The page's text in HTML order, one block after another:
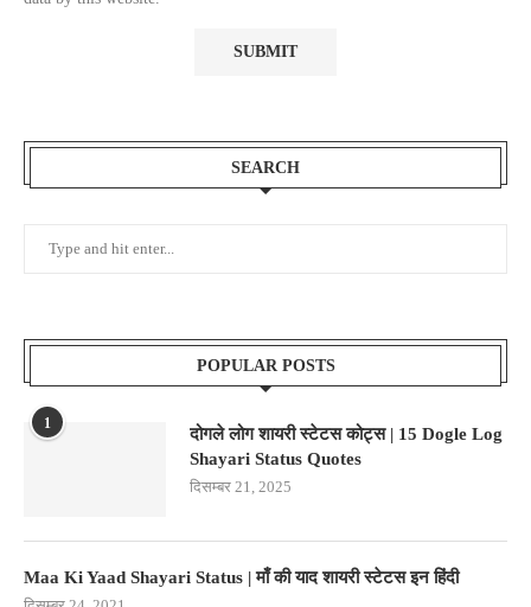
SEARCH
POPULAR POSTS
1
दोगले लोग शायरी स्टेटस कोट्स | 15 Dogle Log
Shayari Status Quotes
दिसम्बर 21, 2025
Maa Ki Yaad Shayari Status | माँ की याद शायरी स्टेटस इन हिंदी